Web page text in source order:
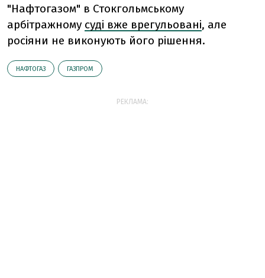
"Нафтогазом" в Стокгольмському
арбітражному суді вже врегульовані, але
росіяни не виконують його рішення.
НАФТОГАЗ ГАЗПРОМ
РЕКЛАМА: